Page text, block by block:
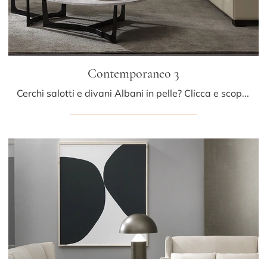
Contemporaneo 3
Cerchi salotti e divani Albani in pelle? Clicca e scopri di più sul modello Contemporaneo 3 per spazi moderni.